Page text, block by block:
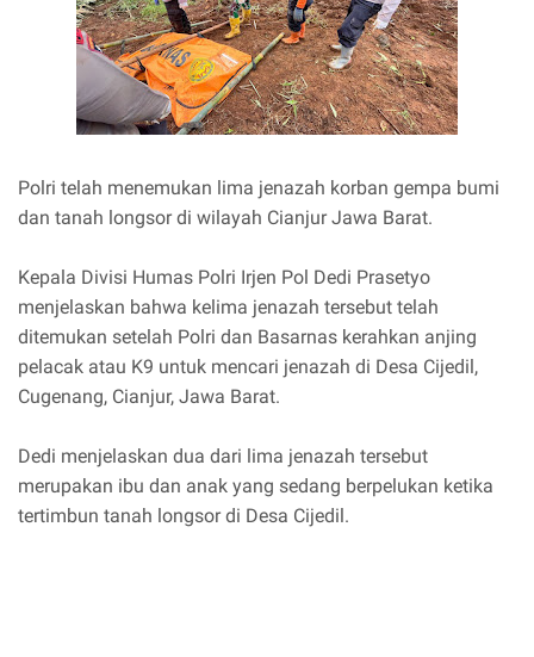
Polri telah menemukan lima jenazah korban gempa bumi
dan tanah longsor di wilayah Cianjur Jawa Barat.
Kepala Divisi Humas Polri Irjen Pol Dedi Prasetyo
menjelaskan bahwa kelima jenazah tersebut telah
ditemukan setelah Polri dan Basarnas kerahkan anjing
pelacak atau K9 untuk mencari jenazah di Desa Cijedil,
Cugenang, Cianjur, Jawa Barat.
Dedi menjelaskan dua dari lima jenazah tersebut
merupakan ibu dan anak yang sedang berpelukan ketika
tertimbun tanah longsor di Desa Cijedil.